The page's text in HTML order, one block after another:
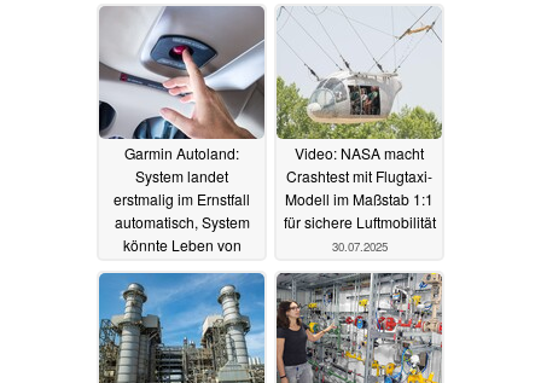
Garmin Autoland:
System landet
erstmalig im Ernstfall
automatisch, System
könnte Leben von
Passagieren retten
24.12.2025
Video: NASA macht
Crashtest mit Flugtaxi-
Modell im Maßstab 1:1
für sichere Luftmobilität
30.07.2025